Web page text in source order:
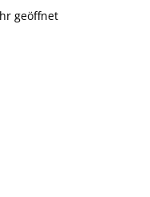
geöffnet